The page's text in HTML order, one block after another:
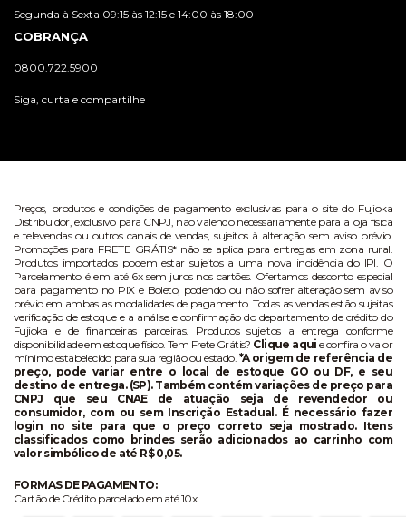
Segunda à Sexta 09:15 às 12:15 e 14:00 às 18:00
COBRANÇA
0800.722.5900
Siga, curta e compartilhe
Preços, produtos e condições de pagamento exclusivas para o site do Fujioka
Distribuidor, exclusivo para CNPJ, não valendo necessariamente para a loja física
e televendas ou outros canais de vendas, sujeitos à alteração sem aviso prévio.
Promoções para FRETE GRÁTIS* não se aplica para entregas em zona rural.
Produtos importados podem estar sujeitos a uma nova incidência do IPI. O
Parcelamento é em até 6x sem juros nos cartões. Ofertamos desconto especial
para pagamento no PIX e Boleto, podendo ou não sofrer alteração sem aviso
prévio em ambas as modalidades de pagamento. Todas as vendas estão sujeitas
verificação de estoque e a análise e confirmação do departamento de crédito do
Fujioka e de financeiras parceiras. Produtos sujeitos a entrega conforme
disponibilidade em estoque físico. Tem Frete Grátis? Clique aqui e confira o valor
mínimo estabelecido para sua região ou estado. *A origem de referência de
preço, pode variar entre o local de estoque GO ou DF, e seu
destino de entrega. (SP). Também contém variações de preço para
CNPJ que seu CNAE de atuação seja de revendedor ou
consumidor, com ou sem Inscrição Estadual. É necessário fazer
login no site para que o preço correto seja mostrado. Itens
classificados como brindes serão adicionados ao carrinho com
valor simbólico de até R$ 0,05.
FORMAS DE PAGAMENTO:
Cartão de Crédito parcelado em até 10x